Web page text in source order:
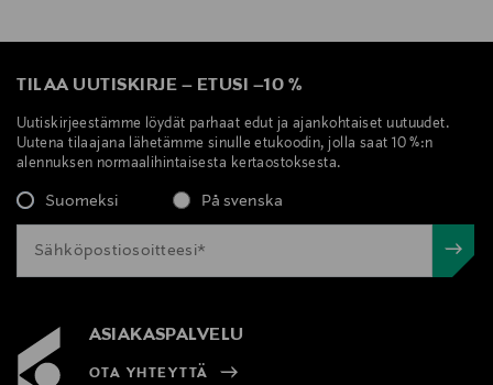
TILAA UUTISKIRJE – ETUSI –10 %
Uutiskirjeestämme löydät parhaat edut ja ajankohtaiset uutuudet.
Uutena tilaajana lähetämme sinulle etukoodin, jolla saat 10 %:n
alennuksen normaalihintaisesta kertaostoksesta.
Suomeksi På svenska
ASIAKASPALVELU
OTA YHTEYTTÄ